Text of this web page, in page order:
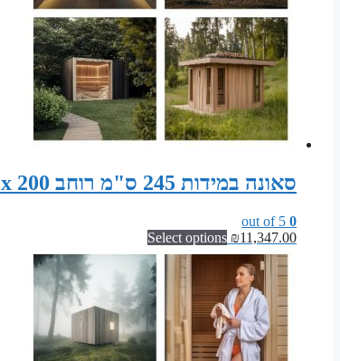
סאונה במידות 245 ס"מ רוחב x 200 ס"מ עומק x 200 ס"מ גובה סט חלקים לבניית סאונה פינית
0
₪11,347.00
Select options